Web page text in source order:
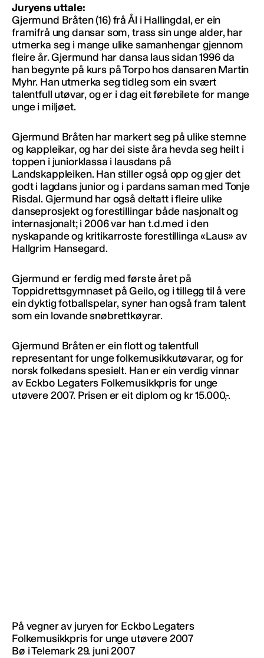
Juryens uttale:
Gjermund Bråten (16) frå Ål i Hallingdal, er ein
framifrå ung dansar som, trass sin unge alder, har
utmerka seg i mange ulike samanhengar gjennom
fleire år. Gjermund har dansa laus sidan 1996 da
han begynte på kurs på Torpo hos dansaren Martin
Myhr. Han utmerka seg tidleg som ein svært
talentfull utøvar, og er i dag eit førebilete for mange
unge i miljøet.
Gjermund Bråten har markert seg på ulike stemne
og kappleikar, og har dei siste åra hevda seg heilt i
toppen i juniorklassa i lausdans på
Landskappleiken. Han stiller også opp og gjer det
godt i lagdans junior og i pardans saman med Tonje
Risdal. Gjermund har også deltatt i fleire ulike
danseprosjekt og forestillingar både nasjonalt og
internasjonalt; i 2006 var han t.d.med i den
nyskapande og kritikarroste forestillinga «Laus» av
Hallgrim Hansegard.
Gjermund er ferdig med første året på
Toppidrettsgymnaset på Geilo, og i tillegg til å vere
ein dyktig fotballspelar, syner han også fram talent
som ein lovande snøbrettkøyrar.
Gjermund Bråten er ein flott og talentfull
representant for unge folkemusikkutøvarar, og for
norsk folkedans spesielt. Han er ein verdig vinnar
av Eckbo Legaters Folkemusikkpris for unge
utøvere 2007. Prisen er eit diplom og kr 15.000,-.
På vegner av juryen for Eckbo Legaters
Folkemusikkpris for unge utøvere 2007
Bø i Telemark 29. juni 2007